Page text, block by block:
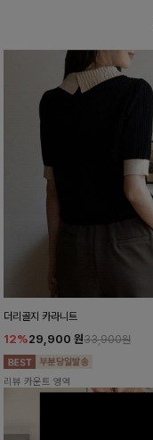
더리골지 카라니트
12%29,900 원33,900원
리뷰 카운트 영역